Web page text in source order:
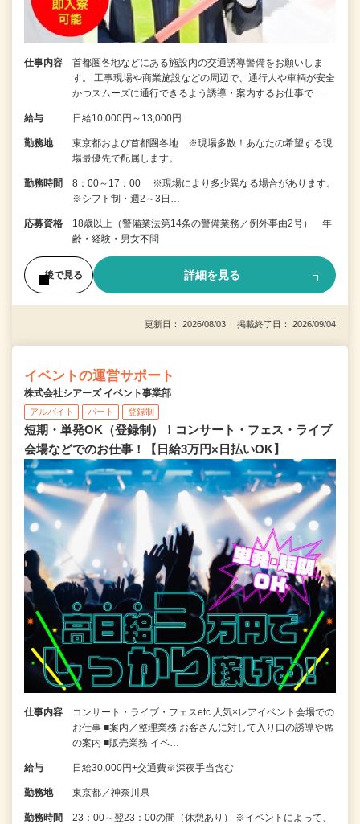
仕事内容
首都圏各地などにある施設内の交通誘導警備をお願いしま
す。 工事現場や商業施設などの周辺で、通行人や車輌が安全
かつスムーズに通行できるよう誘導・案内するお仕事で…
給与 日給10,000円～13,000円
勤務地
東京都および首都圏各地 ※現場多数！あなたの希望する現
場最優先で配属します。
勤務時間
8：00～17：00 ※現場により多少異なる場合があります。
※シフト制・週2～3日…
応募資格
18歳以上（警備業法第14条の警備業務／例外事由2号） 年
齢・経験・男女不問
後で見る 詳細を見る
更新日： 2026/08/03 掲載終了日： 2026/09/04
イベントの運営サポート
株式会社シアーズ イベント事業部
アルバイト パート 登録制
短期・単発OK（登録制）！コンサート・フェス・ライブ
会場などでのお仕事！【日給3万円×日払いOK】
仕事内容
コンサート・ライブ・フェスetc 人気×レアイベント会場での
お仕事 ■案内／整理業務 お客さんに対して入り口の誘導や席
の案内 ■販売業務 イベ…
給与 日給30,000円+交通費※深夜手当含む
勤務地 東京都／神奈川県
勤務時間 23：00～翌23：00の間（休憩あり） ※イベントによって、